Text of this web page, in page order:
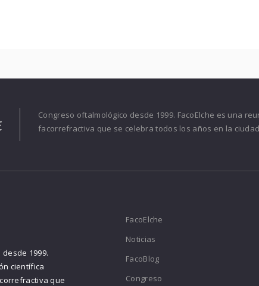
Congreso oftalmológico desde 1999. FacoElche es una
facorrefractiva que se celebra todos los años en la ciudad
1999.
científica
que
FacoElche
Noticias
FacoBlog
Congreso